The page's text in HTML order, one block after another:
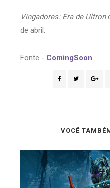
Vingadores: Era de Ultron
de abril.
Fonte - ComingSoon
VOCÊ